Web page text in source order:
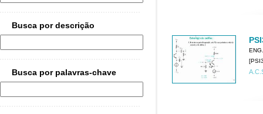
Busca por descrição
Busca por palavras-chave